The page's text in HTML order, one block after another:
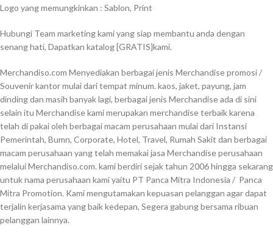
Logo yang memungkinkan : Sablon, Print
Hubungi Team marketing kami yang siap membantu anda dengan
senang hati, Dapatkan katalog [GRATIS}kami.
Merchandiso.com Menyediakan berbagai jenis Merchandise promosi /
Souvenir kantor mulai dari tempat minum. kaos, jaket, payung, jam
dinding dan masih banyak lagi, berbagai jenis Merchandise ada di sini
selain itu Merchandise kami merupakan merchandise terbaik karena
telah di pakai oleh berbagai macam perusahaan mulai dari Instansi
Pemerintah, Bumn, Corporate, Hotel, Travel, Rumah Sakit dan berbagai
macam perusahaan yang telah memakai jasa Merchandise perusahaan
melalui Merchandiso.com. kami berdiri sejak tahun 2006 hingga sekarang
untuk nama perusahaan kami yaitu PT Panca Mitra Indonesia / Panca
Mitra Promotion. Kami mengutamakan kepuasan pelanggan agar dapat
terjalin kerjasama yang baik kedepan, Segera gabung bersama ribuan
pelanggan lainnya.